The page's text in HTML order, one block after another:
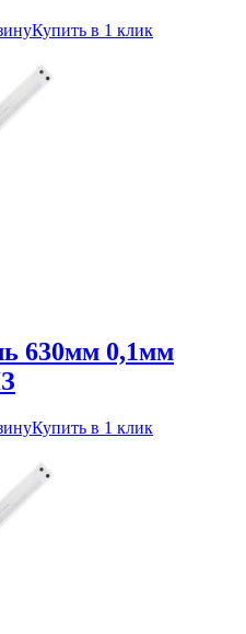
Купить в 1 клик
630мм 0,1мм
Купить в 1 клик